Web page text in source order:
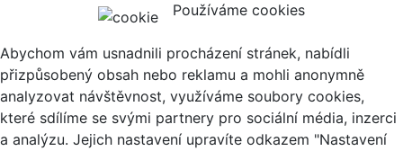
Používáme cookies
Abychom vám usnadnili procházení stránek, nabídli
přizpůsobený obsah nebo reklamu a mohli anonymně
analyzovat návštěvnost, využíváme soubory cookies,
které sdílíme se svými partnery pro sociální média, inzerci
a analýzu. Jejich nastavení upravíte odkazem "Nastavení